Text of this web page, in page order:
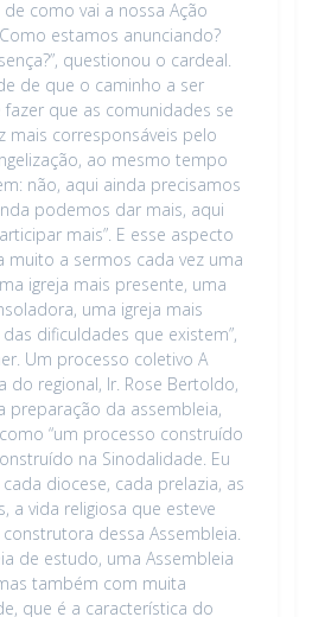
de como vai a nossa Ação
estamos anunciando?
questionou o cardeal.
de que o caminho a ser
que as comunidades se
mais corresponsáveis pelo
ao mesmo tempo
não, aqui ainda precisamos
podemos dar mais, aqui
mais”. E esse aspecto
muito a sermos cada vez uma
igreja mais presente, uma
uma igreja mais
dificuldades que existem”,
Um processo coletivo A
do regional, Ir. Rose Bertoldo,
preparação da assembleia,
“um processo construído
na Sinodalidade. Eu
diocese, cada prelazia, as
a vida religiosa que esteve
dessa Assembleia.
de estudo, uma Assembleia
também com muita
que é a característica do